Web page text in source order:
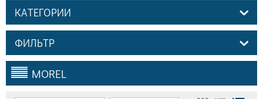
КАТЕГОРИИ
ФИЛЬТР
MOREL